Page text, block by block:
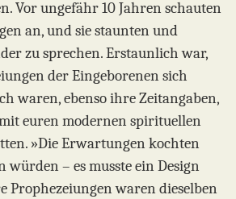
Vor ungefähr 10 Jahren schauten
an, und sie staunten und
zu sprechen. Erstaunlich war,
der Eingeborenen sich
waren, ebenso ihre Zeitangaben,
euren modernen spirituellen
»Die Erwartungen kochten
würden – es musste ein Design
Prophezeiungen waren dieselben